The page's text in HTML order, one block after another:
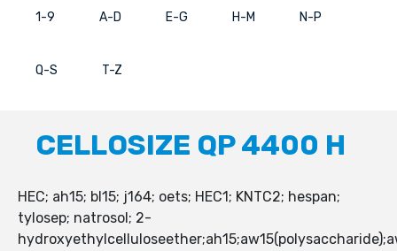
1-9 A-D E-G H-M N-P
Q-S T-Z
CELLOSIZE QP 4400 H
HEC; ah15; bl15; j164; oets; HEC1; KNTC2; hespan;
tylosep; natrosol; 2-